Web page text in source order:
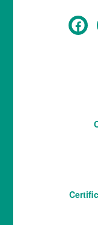
Services